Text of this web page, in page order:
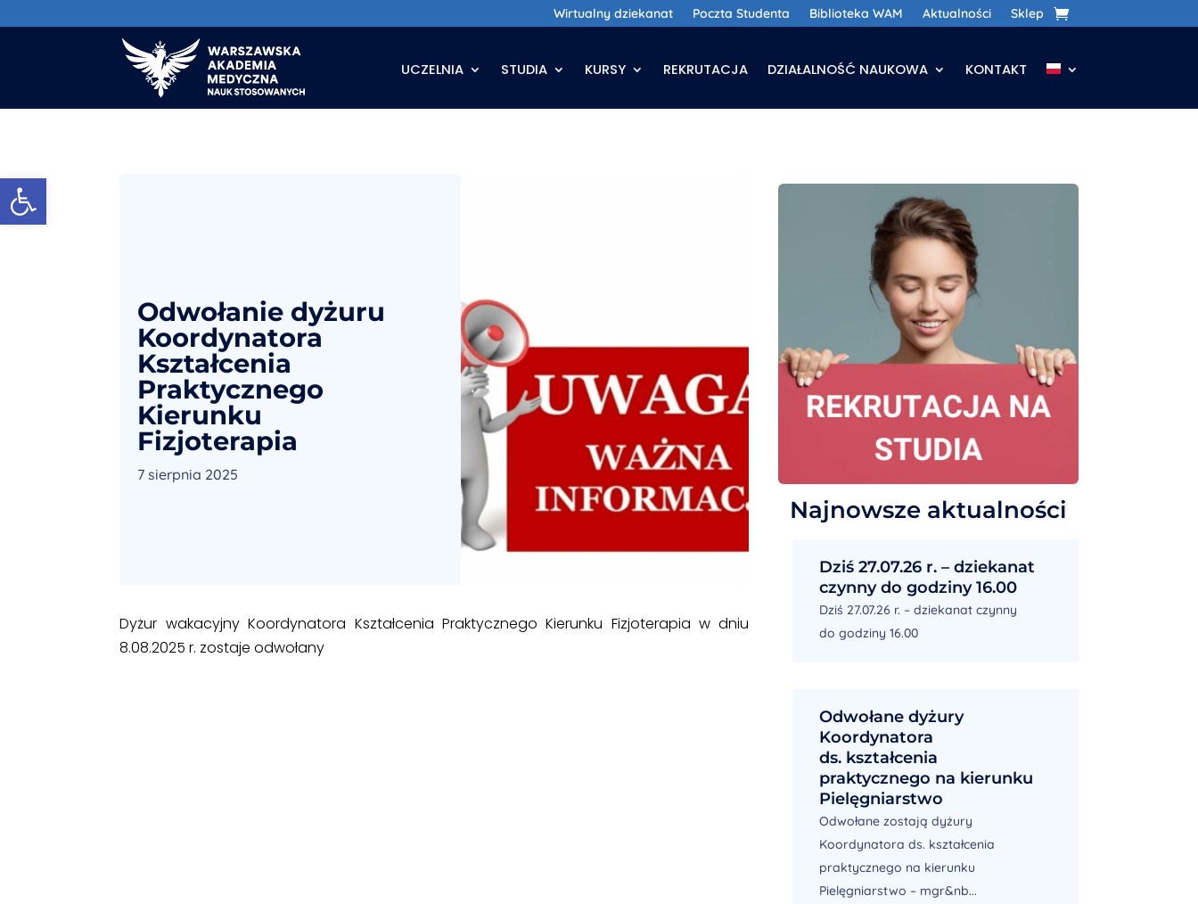
Wirtualny dziekanat Poczta Studenta Biblioteka WAM Aktualności Sklep
UCZELNIA STUDIA KURSY REKRUTACJA DZIAŁALNOŚĆ NAUKOWA KONTAKT
Odwołanie dyżuru
Koordynatora
Kształcenia
Praktycznego
Kierunku
Fizjoterapia
7 sierpnia 2025
Dyżur wakacyjny Koordynatora Kształcenia Praktycznego Kierunku Fizjoterapia w dniu
8.08.2025 r. zostaje odwołany
Najnowsze aktualności
Dziś 27.07.26 r. – dziekanat
czynny do godziny 16.00
Dziś 27.07.26 r. – dziekanat czynny
do godziny 16.00
Odwołane dyżury
Koordynatora
ds. kształcenia
praktycznego na kierunku
Pielęgniarstwo
Odwołane zostają dyżury
Koordynatora ds. kształcenia
praktycznego na kierunku
Pielęgniarstwo – mgr&nb...
Otwórz pasek narzędzi